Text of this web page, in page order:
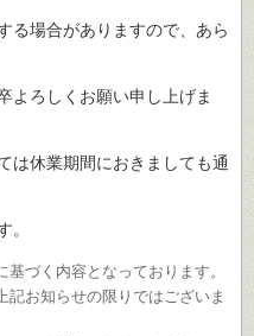
る場合がありますので、あら
よろしくお願い申し上げま
は休業期間におきましても通
。
づく内容となっております。
お知らせの限りではございま